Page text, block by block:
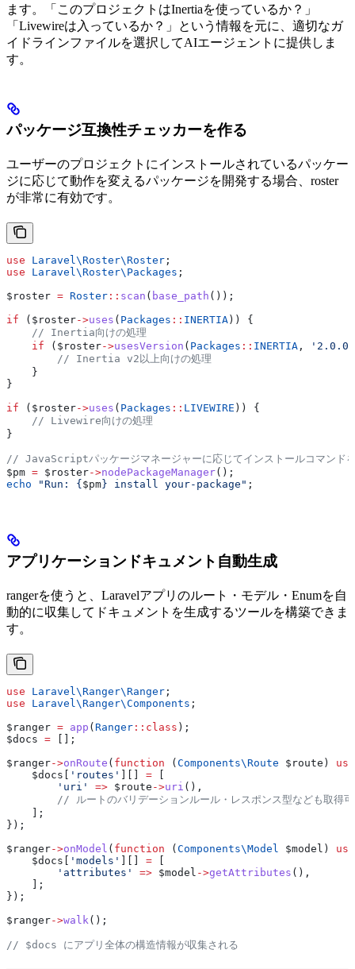
ます。「このプロジェクトはInertiaを使っているか？」
「Livewireは入っているか？」という情報を元に、適切なガ
イドラインファイルを選択してAIエージェントに提供しま
す。
パッケージ互換性チェッカーを作る
ユーザーのプロジェクトにインストールされているパッケー
ジに応じて動作を変えるパッケージを開発する場合、roster
が非常に有効です。
use Laravel\Roster\Roster ;
use Laravel\Roster\ Packages ;
$roster = Roster :: scan ( base_path ());
if ( $roster->uses ( Packages :: INERTIA )) {
    // Inertia向けの処理
    if
( $roster->usesVersion ( Packages :: INERTIA ,
'2.0.0'
        // Inertia v2以上向けの処理
    }
}
if ( $roster->uses ( Packages :: LIVEWIRE )) {
    // Livewire向けの処理
}
// JavaScriptパッケージマネージャーに応じてインストールコマンド
$pm = $roster->nodePackageManager();
echo "Run: { $pm } install your-package" ;
アプリケーションドキュメント自動生成
rangerを使うと、Laravelアプリのルート・モデル・Enumを自
動的に収集してドキュメントを生成するツールを構築できま
す。
use Laravel\Ranger\Ranger ;
use Laravel\Ranger\Components ;
$ranger = app (Ranger :: class );
$docs = [];
$ranger->onRoute ( function (Components\Route $route ) use
    $docs
[ 'routes' ][] = [
        'uri'
=> $route ->uri (),
// ルートのバリデーションルール・レスポンス型なども取得
    ];
});
$ranger->onModel ( function (Components\Model $model ) use
    $docs
[ 'models' ][] = [
        'attributes'
=> $model ->getAttributes (),
    ];
});
$ranger->walk ();
// $docs にアプリ全体の構造情報が収集される